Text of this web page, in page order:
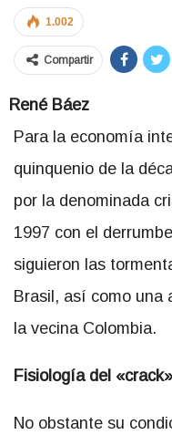
1.002
Compartir
René Báez
Para la economía
quinquenio de la
por la denominada
1997 con el
siguieron las
Brasil, así como una
la vecina Colombia.
Fisiología del
No obstante su